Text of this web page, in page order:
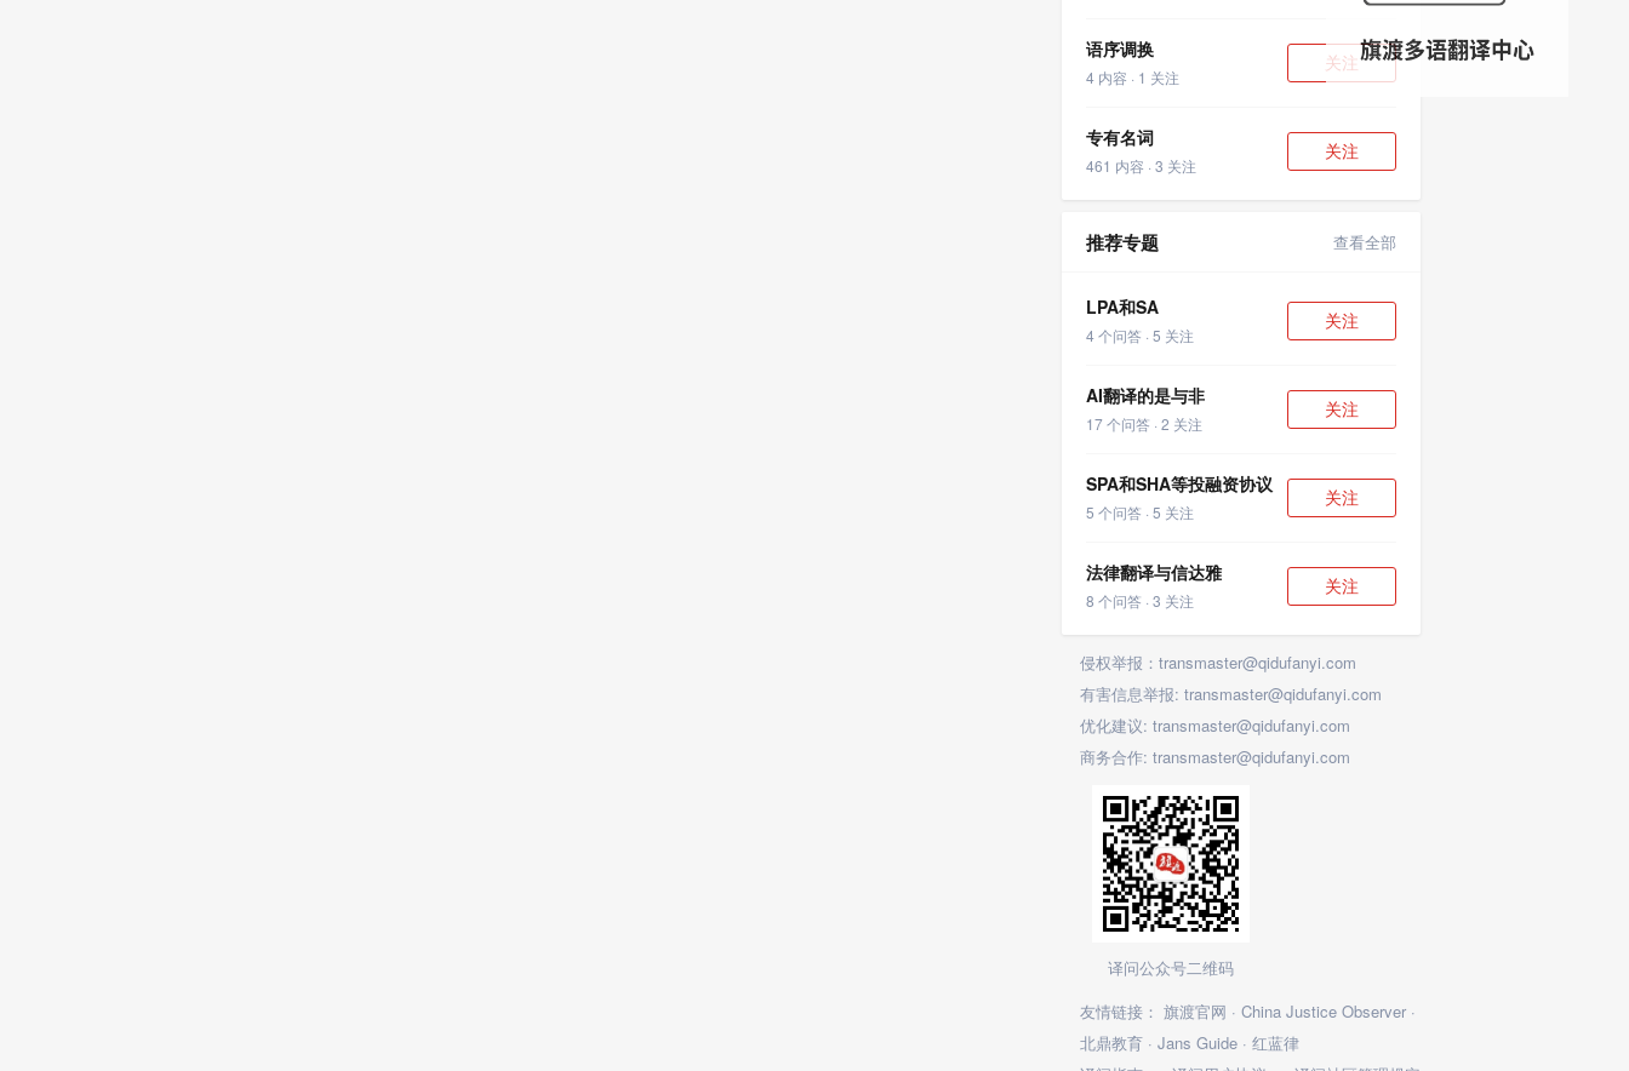
语序调换
4 内容 · 1 关注
关注
专有名词
461 内容 · 3 关注
关注
推荐专题 查看全部
LPA和SA
4 个问答 · 5 关注
关注
AI翻译的是与非
17 个问答 · 2 关注
关注
SPA和SHA等投融资协议
5 个问答 · 5 关注
关注
法律翻译与信达雅
8 个问答 · 3 关注
关注
侵权举报：transmaster@qidufanyi.com
有害信息举报: transmaster@qidufanyi.com
优化建议: transmaster@qidufanyi.com
商务合作: transmaster@qidufanyi.com
译问公众号二维码
友情链接： 旗渡官网 · China Justice Observer ·
北鼎教育 · Jans Guide · 红蓝律